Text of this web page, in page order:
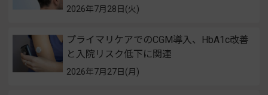
2026年7月28日(火)
プライマリケアでのCGM導入、HbA1c改善
と入院リスク低下に関連
2026年7月27日(月)